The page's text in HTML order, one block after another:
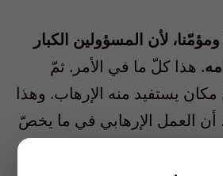
لأن المسؤولين الكبار
. هذا كلّ ما في الأمر. ثمّ
يستفيد منه الإرهاب. وهذا
أن العمل الإرهابي في ما يخصّ
جدّا وليس جزءا من حملة